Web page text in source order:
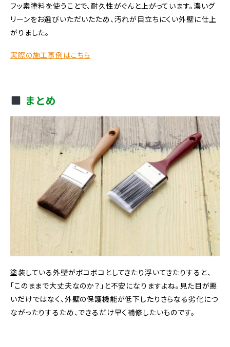
フッ素塗料を使うことで、耐久性がぐんと上がっています。濃いグ
リーンをお選びいただいたため、汚れが目立ちにくい外壁に仕上
がりました。
実際の施工事例はこちら
まとめ
塗装している外壁がボコボコとしてきたり浮いてきたりすると、
「このままで大丈夫なのか？」と不安になりますよね。見た目が悪
いだけではなく、外壁の保護機能が低下したりさらなる劣化につ
ながったりするため、できるだけ早く補修したいものです。